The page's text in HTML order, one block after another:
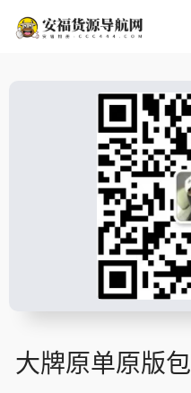
大牌原单原版包